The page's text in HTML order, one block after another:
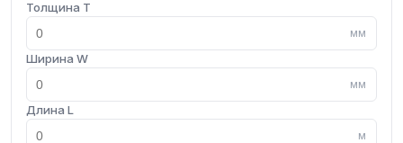
Толщина T
мм
Ширина W
мм
Длина L
м